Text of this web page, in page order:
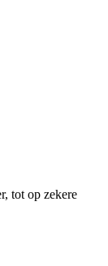
tot op zekere